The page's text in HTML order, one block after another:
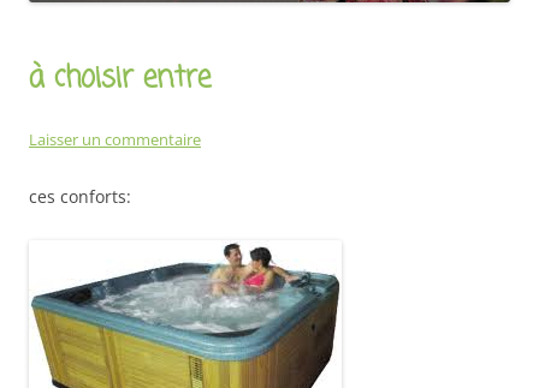
à choisir entre
Laisser un commentaire
ces conforts: